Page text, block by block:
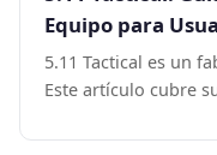
Equipo para
5.11 Tactical es un
Este artículo cubre